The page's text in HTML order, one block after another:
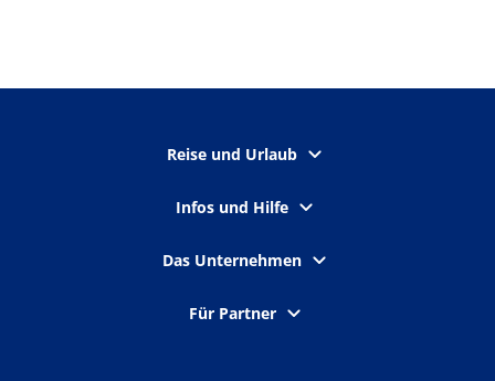
Reise und Urlaub
Infos und Hilfe
Das Unternehmen
Für Partner